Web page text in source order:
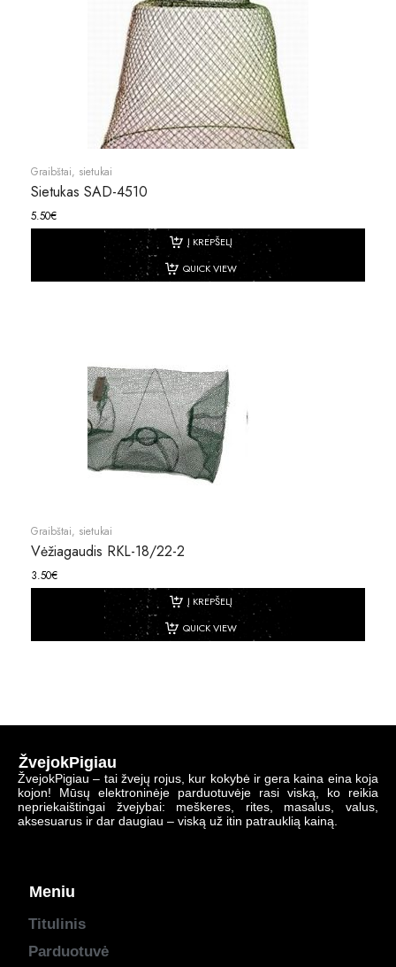
Graibštai, sietukai
Sietukas SAD-4510
5.50€
Į KREPŠELĮ
QUICK VIEW
Graibštai, sietukai
Vėžiagaudis RKL-18/22-2
3.50€
Į KREPŠELĮ
QUICK VIEW
ŽvejokPigiau
ŽvejokPigiau – tai žvejų rojus, kur kokybė ir gera kaina eina koja
kojon! Mūsų elektroninėje parduotuvėje rasi viską, ko reikia
nepriekaištingai žvejybai: meškeres, rites, masalus, valus,
aksesuarus ir dar daugiau – viską už itin patrauklią kainą.
Meniu
Titulinis
Parduotuvė